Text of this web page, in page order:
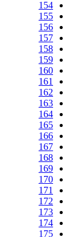
154
155
156
157
158
159
160
161
162
163
164
165
166
167
168
169
170
171
172
173
174
175